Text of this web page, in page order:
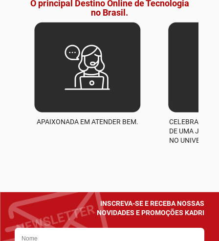
O principal Destino Online de Tecnologia
no Brasil.
APAIXONADA EM ATENDER BEM.
CELEBRAMOS
DE UMA
NO UNIVERSO
INSCREVA-SE E RECEBA NOSSAS
NOVIDADES E PROMOÇÕES KADRI